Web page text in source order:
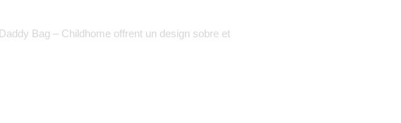
Daddy Bag – Childhome offrent un design sobre et